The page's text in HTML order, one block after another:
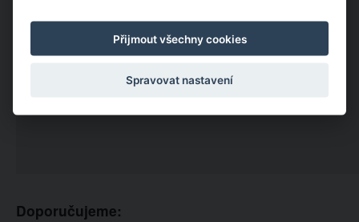
Doporučujeme:
Přijmout všechny cookies
Spravovat nastavení